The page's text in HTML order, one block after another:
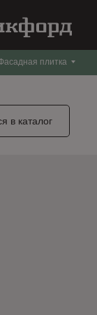
плитка
в каталог